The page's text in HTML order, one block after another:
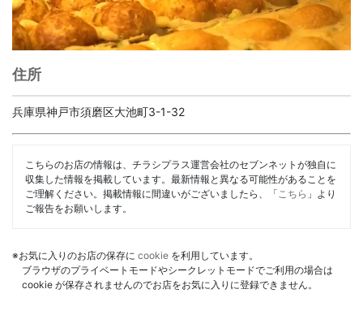
住所
兵庫県神戸市須磨区大池町3-1-32
こちらのお店の情報は、チラシプラス運営会社のセブンネットが独自に
収集した情報を掲載しています。最新情報と異なる可能性があることを
ご理解ください。掲載情報に間違いがございましたら、「 こちら 」より
ご報告をお願いします。
※お気に入りのお店の保存に cookie を利用しています。
ブラウザのプライベートモードやシークレットモードでご利用の場合は
cookie が保存されませんのでお店をお気に入りに登録できません。